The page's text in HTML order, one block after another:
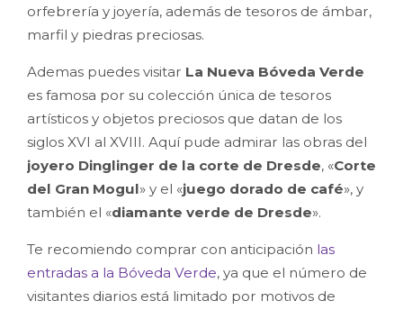
orfebrería y joyería, además de tesoros de ámbar,
marfil y piedras preciosas.
Ademas puedes visitar La Nueva Bóveda Verde
es famosa por su colección única de tesoros
artísticos y objetos preciosos que datan de los
siglos XVI al XVIII. Aquí pude admirar las obras del
joyero Dinglinger de la corte de Dresde, «Corte
del Gran Mogul» y el «juego dorado de café», y
también el «diamante verde de Dresde».
Te recomiendo comprar con anticipación las
entradas a la Bóveda Verde, ya que el número de
visitantes diarios está limitado por motivos de